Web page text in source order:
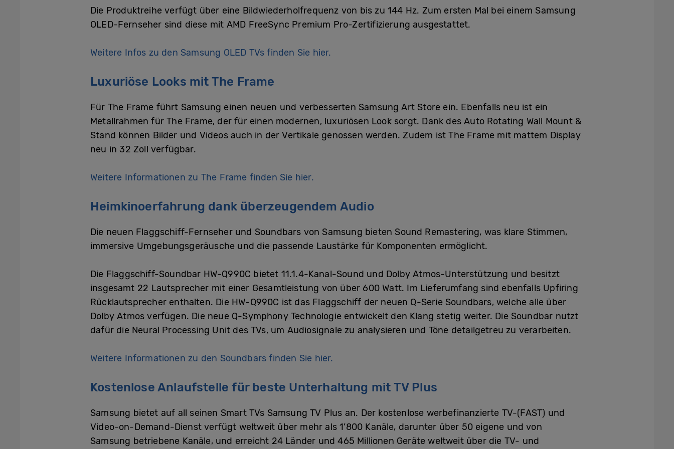
Die Produktreihe verfügt über eine Bildwiederholfrequenz von bis zu 144 Hz. Zum ersten Mal bei einem Samsung
OLED-Fernseher sind diese mit AMD FreeSync Premium Pro-Zertifizierung ausgestattet.
Weitere Infos zu den Samsung OLED TVs finden Sie hier.
Luxuriöse Looks mit The Frame
Für The Frame führt Samsung einen neuen und verbesserten Samsung Art Store ein. Ebenfalls neu ist ein
Metallrahmen für The Frame, der für einen modernen, luxuriösen Look sorgt. Dank des Auto Rotating Wall Mount &
Stand können Bilder und Videos auch in der Vertikale genossen werden. Zudem ist The Frame mit mattem Display
neu in 32 Zoll verfügbar.
Weitere Informationen zu The Frame finden Sie hier.
Heimkinoerfahrung dank überzeugendem Audio
Die neuen Flaggschiff-Fernseher und Soundbars von Samsung bieten Sound Remastering, was klare Stimmen,
immersive Umgebungsgeräusche und die passende Laustärke für Komponenten ermöglicht.
Die Flaggschiff-Soundbar HW-Q990C bietet 11.1.4-Kanal-Sound und Dolby Atmos-Unterstützung und besitzt
insgesamt 22 Lautsprecher mit einer Gesamtleistung von über 600 Watt. Im Lieferumfang sind ebenfalls Upfiring
Rücklautsprecher enthalten. Die HW-Q990C ist das Flaggschiff der neuen Q-Serie Soundbars, welche alle über
Dolby Atmos verfügen. Die neue Q-Symphony Technologie entwickelt den Klang stetig weiter. Die Soundbar nutzt
dafür die Neural Processing Unit des TVs, um Audiosignale zu analysieren und Töne detailgetreu zu verarbeiten.
Weitere Informationen zu den Soundbars finden Sie hier.
Kostenlose Anlaufstelle für beste Unterhaltung mit TV Plus
Samsung bietet auf all seinen Smart TVs Samsung TV Plus an. Der kostenlose werbefinanzierte TV-(FAST) und
Video-on-Demand-Dienst verfügt weltweit über mehr als 1’800 Kanäle, darunter über 50 eigene und von
Samsung betriebene Kanäle, und erreicht 24 Länder und 465 Millionen Geräte weltweit über die TV- und